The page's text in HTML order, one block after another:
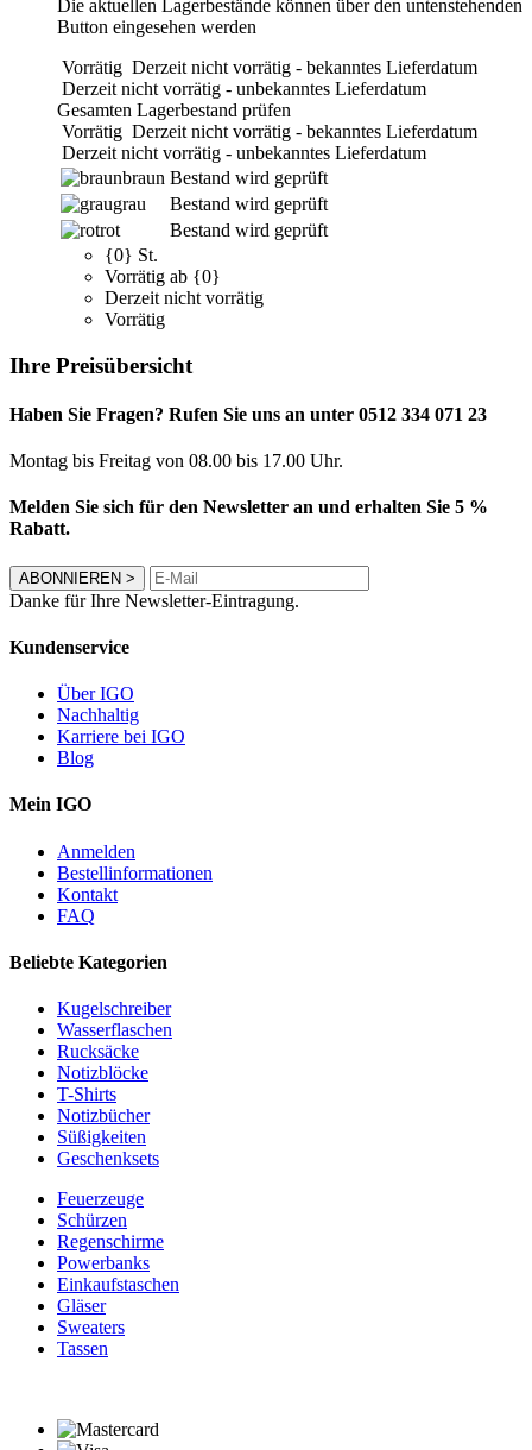
Die aktuellen Lagerbestände können über den untenstehenden
Button eingesehen werden
Vorrätig Derzeit nicht vorrätig - bekanntes Lieferdatum
Derzeit nicht vorrätig - unbekanntes Lieferdatum
Gesamten Lagerbestand prüfen
Vorrätig Derzeit nicht vorrätig - bekanntes Lieferdatum
Derzeit nicht vorrätig - unbekanntes Lieferdatum
braun Bestand wird geprüft
grau
Bestand wird geprüft
rot
Bestand wird geprüft
{0} St.
Vorrätig ab {0}
Derzeit nicht vorrätig
Vorrätig
Ihre Preisübersicht
Haben Sie Fragen? Rufen Sie uns an unter 0512 334 071 23
Montag bis Freitag von 08.00 bis 17.00 Uhr.
Melden Sie sich für den Newsletter an und erhalten Sie 5 %
Rabatt.
ABONNIEREN >
Danke für Ihre Newsletter-Eintragung.
Kundenservice
Über IGO
Nachhaltig
Karriere bei IGO
Blog
Mein IGO
Anmelden
Bestellinformationen
Kontakt
FAQ
Beliebte Kategorien
Kugelschreiber
Wasserflaschen
Rucksäcke
Notizblöcke
T-Shirts
Notizbücher
Süßigkeiten
Geschenksets
Feuerzeuge
Schürzen
Regenschirme
Powerbanks
Einkaufstaschen
Gläser
Sweaters
Tassen